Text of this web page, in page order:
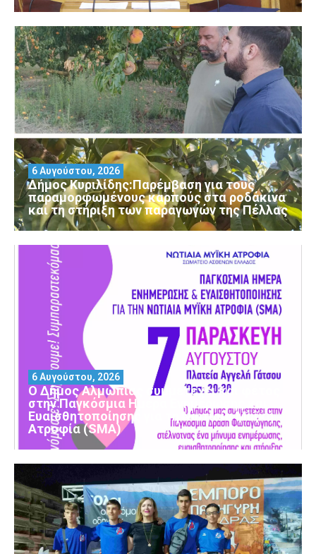
Δήμος Κυριλίδης:Παρέμβαση για τους
παραμορφωμένους καρπούς στα ροδάκινα
και τη στήριξη των παραγωγών της Πέλλας
6 Αυγούστου, 2026
Ο Δήμος Αλμωπίας συμμετέχει και φέτος
στην Παγκόσμια Ημέρα Ενημέρωσης και
Ευαισθητοποίησης για τη Νωτιαία Μυϊκή
Ατροφία (SMA)
6 Αυγούστου, 2026